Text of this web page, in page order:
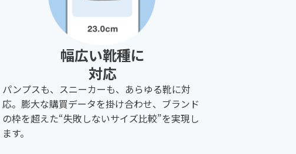
幅広い靴種に
対応
パンプスも、スニーカーも、あらゆる靴に対
応。膨大な購買データを掛け合わせ、ブランド
の枠を超えた“失敗しないサイズ比較”を実現し
ます。